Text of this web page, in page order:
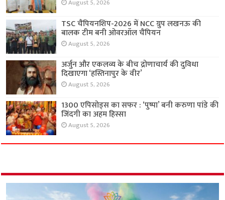
August 5, 2026
TSC चैंपियनशिप-2026 में NCC ग्रुप लखनऊ की
बालक टीम बनी ओवरऑल चैंपियन
August 5, 2026
अर्जुन और एकलव्य के बीच द्रोणाचार्य की दुविधा
दिखाएगा ‘हस्तिनापुर के वीर’
August 5, 2026
1300 एपिसोड्स का सफर : ‘पुष्पा’ बनी करुणा पांडे की
जिंदगी का अहम हिस्सा
August 5, 2026